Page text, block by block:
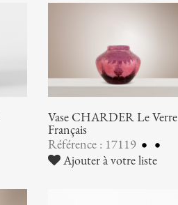
Vase CHARDER Le Verre
Français
Référence : 17119
Ajouter à votre liste